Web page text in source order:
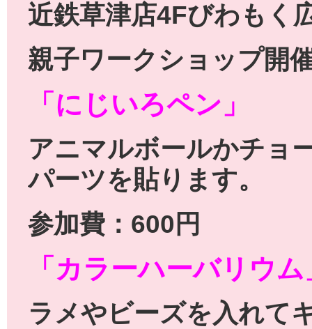
近鉄草津店4Fびわもく
親子ワークショップ開
「にじいろペン」
アニマルボールかチョ
パーツを貼ります。
参加費：600円
「カラーハーバリウム
ラメやビーズを入れて